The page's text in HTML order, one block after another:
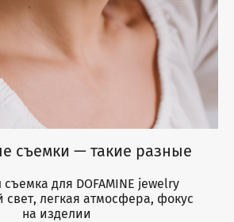
съемки — такие разные
для DOFAMINE jewelry
свет, легкая атмосфера, фокус
на изделии